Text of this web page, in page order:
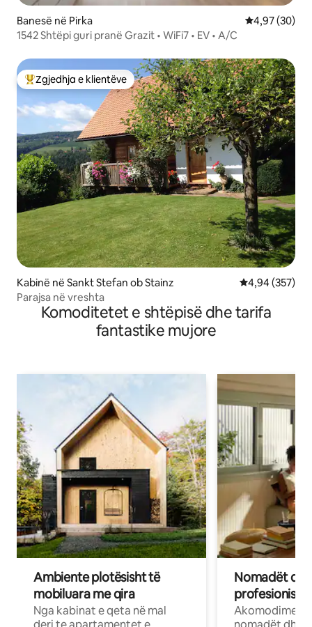
Banesë në Pirka Vlerësimi
4,97 (30)
1542 Shtëpi guri pranë Grazit • WiFi7 • EV • A/C
Më të mirat e zgjedhjeve të klientëve
Zgjedhja e klientëve
Kabinë në Sankt Stefan ob Stainz Vlerësimi
4,94 (357)
Parajsa në vreshta
Komoditetet e shtëpisë dhe tarifa
fantastike mujore
Ambiente plotësisht të
mobiluara me qira
Nga kabinat e qeta në mal
Nomadët
Akomodime